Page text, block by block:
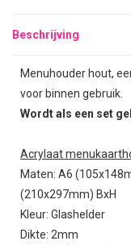
Beschrijving
Menuhouder hout,
voor binnen gebruik.
Wordt als een set
Acrylaat
Maten: A6
(210x297mm) BxH
Kleur: Glashelder
Dikte: 2mm